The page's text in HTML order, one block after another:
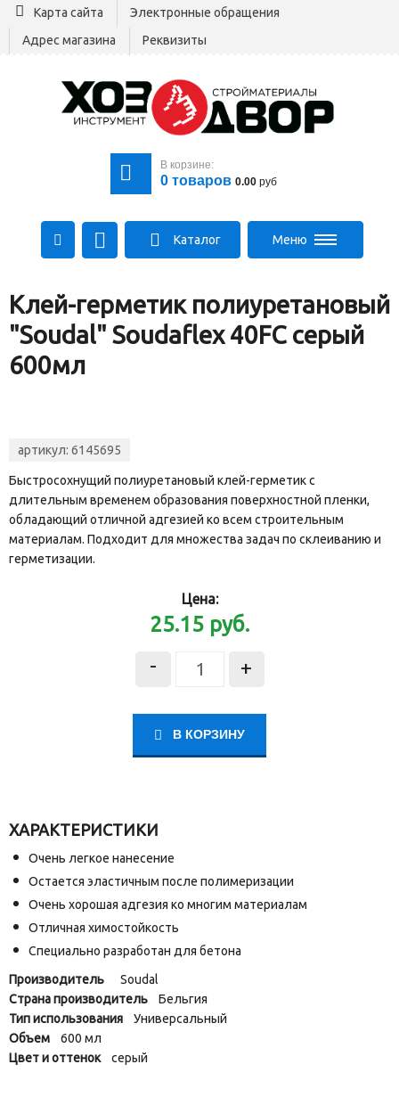
Карта сайта
Электронные обращения
Адрес магазина
Реквизиты
В корзине:
0 товаров 0.00 руб
+375 29 564-00-00
Все для стройки
Log@hozdvor.by
Каталог Меню
Клей-герметик полиуретановый
"Soudal" Soudaflex 40FC серый
600мл
артикул: 6145695
Быстросохнущий полиуретановый клей-герметик с
длительным временем образования поверхностной пленки,
обладающий отличной адгезией ко всем строительным
материалам. Подходит для множества задач по склеиванию и
герметизации.
Цена:
25.15 руб.
- +
В КОРЗИНУ
ХАРАКТЕРИСТИКИ
Очень легкое нанесение
Остается эластичным после полимеризации
Очень хорошая адгезия ко многим материалам
Отличная химостойкость
Специально разработан для бетона
Производитель Soudal
Страна производитель Бельгия
Тип использования Универсальный
Объем 600 мл
Цвет и оттеноксерый